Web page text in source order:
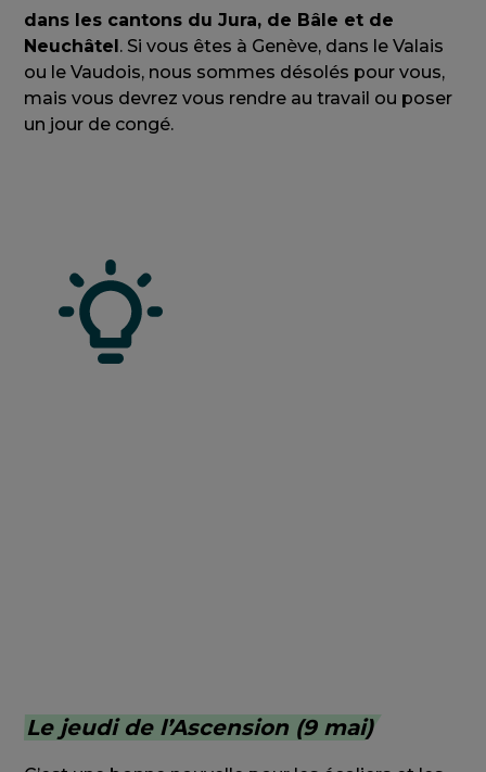
dans les cantons du Jura, de Bâle et de
Neuchâtel. Si vous êtes à Genève, dans le Valais
ou le Vaudois, nous sommes désolés pour vous,
mais vous devrez vous rendre au travail ou poser
un jour de congé.
Le jeudi de l’Ascension (9 mai)